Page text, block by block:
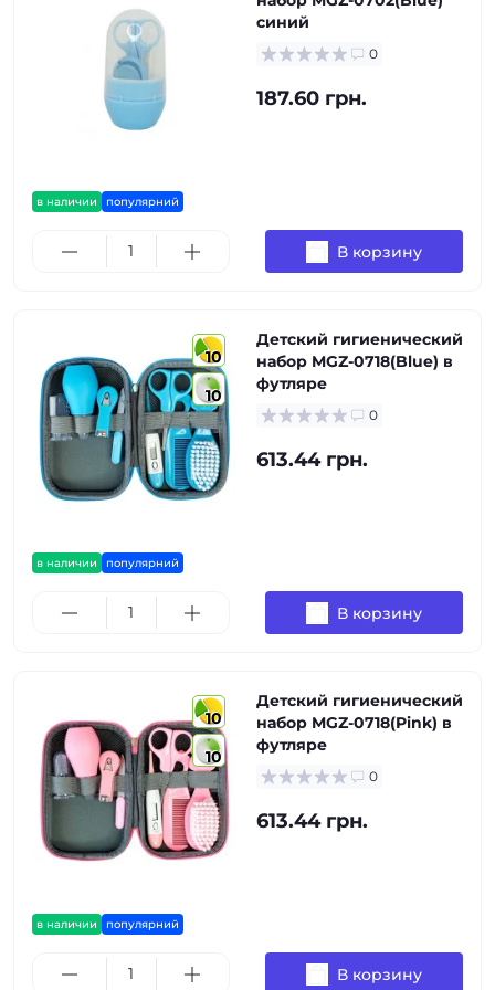
в наличии популярний
синий
0
187.60 грн.
В корзину
10
10
в наличии популярний
Детский гигиенический
набор MGZ-0718(Blue) в
футляре
0
613.44 грн.
В корзину
10
10
в наличии популярний
Детский гигиенический
набор MGZ-0718(Pink) в
футляре
0
613.44 грн.
В корзину